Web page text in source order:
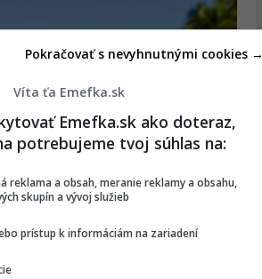
Za drobné
Víta ťa Emefka.sk
Emefka.sk ako doteraz,
potrebujeme tvoj súhlas na:
reklama a obsah, meranie reklamy a obsahu,
skupín a vývoj služieb
prístup k informáciám na zariadení
Pokračovať s nevyhnutnými cookies →